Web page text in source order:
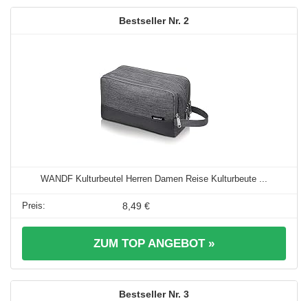
2
WANDF Kulturbeutel Herren Damen Reise Kulturbeute ...
8,49 €
ZUM TOP ANGEBOT »
3